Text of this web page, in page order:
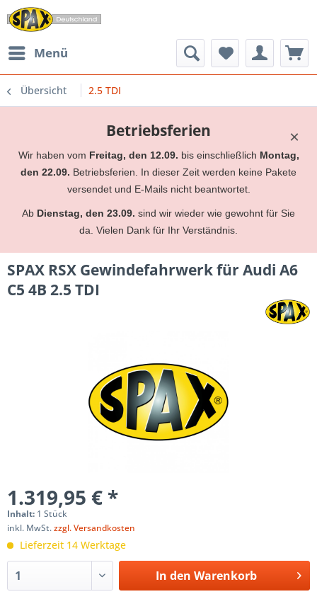
Menü
Übersicht 2.5 TDI
×
Betriebsferien
Wir haben vom Freitag, den 12.09. bis einschließlich Montag,
den 22.09. Betriebsferien. In dieser Zeit werden keine Pakete
versendet und E-Mails nicht beantwortet.
Ab Dienstag, den 23.09. sind wir wieder wie gewohnt für Sie
da. Vielen Dank für Ihr Verständnis.
SPAX RSX Gewindefahrwerk für Audi A6
C5 4B 2.5 TDI
1.319,95 € *
Inhalt: 1 Stück
inkl. MwSt.zzgl. Versandkosten
Lieferzeit 14 Werktage
In den Warenkorb